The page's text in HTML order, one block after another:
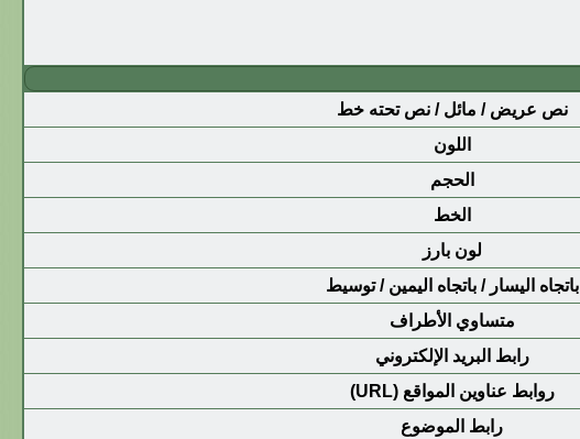
نص عريض / مائل / نص تحته خط
اللون
الحجم
الخط
لون بارز
باتجاه اليسار / باتجاه اليمين / توسيط
متساوي الأطراف
رابط البريد الإلكتروني
روابط عناوين المواقع (URL)
رابط الموضوع